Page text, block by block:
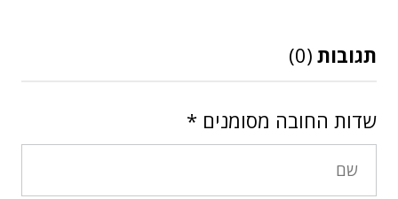
תגובות (0)
שדות החובה מסומנים *